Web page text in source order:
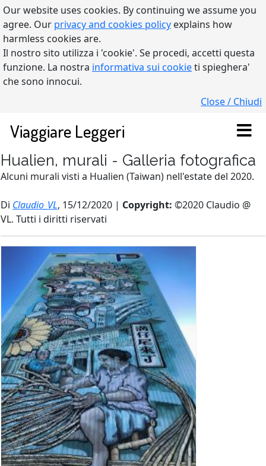
Our website uses cookies. By continuing we assume you
agree. Our privacy and cookies policy explains how
harmless cookies are.
Il nostro sito utilizza i 'cookie'. Se procedi, accetti questa
funzione. La nostra informativa sui cookieti spieghera'
che sono innocui.
Close / Chiudi
Viaggiare Leggeri
Hualien, murali - Galleria fotografica
Alcuni murali visti a Hualien (Taiwan) nell'estate del 2020.
Di Claudio_VL, 15/12/2020 | Copyright: ©2020 Claudio @
VL. Tutti i diritti riservati